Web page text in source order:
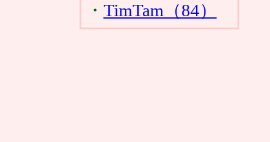
・ TimTam（84）